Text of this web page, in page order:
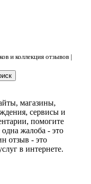
и коллекция отзывов |
магазины,
сервисы и
помогите
жалоба - это
отзыв - это
в интернете.